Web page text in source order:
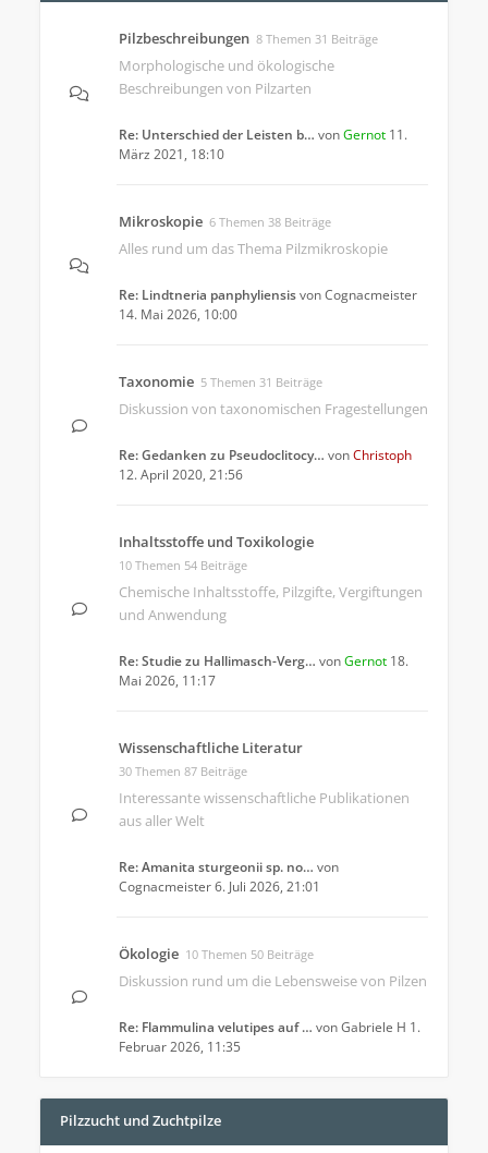
Pilzbeschreibungen 8 Themen 31 Beiträge
Morphologische und ökologische
Beschreibungen von Pilzarten
Re: Unterschied der Leisten b… vonGernot 11.
März 2021, 18:10
Mikroskopie 6 Themen 38 Beiträge
Alles rund um das Thema Pilzmikroskopie
Re: Lindtneria panphyliensisvonCognacmeister
14. Mai 2026, 10:00
Taxonomie 5 Themen 31 Beiträge
Diskussion von taxonomischen Fragestellungen
Re: Gedanken zu Pseudoclitocy… vonChristoph
12. April 2020, 21:56
Inhaltsstoffe und Toxikologie
10 Themen 54 Beiträge
Chemische Inhaltsstoffe, Pilzgifte, Vergiftungen
und Anwendung
Re: Studie zu Hallimasch-Verg… vonGernot 18.
Mai 2026, 11:17
Wissenschaftliche Literatur
30 Themen 87 Beiträge
Interessante wissenschaftliche Publikationen
aus aller Welt
Re: Amanita sturgeonii sp. no… von
Cognacmeister6. Juli 2026, 21:01
Ökologie 10 Themen 50 Beiträge
Diskussion rund um die Lebensweise von Pilzen
Re: Flammulina velutipes auf … vonGabriele H 1.
Februar 2026, 11:35
Pilzzucht und Zuchtpilze